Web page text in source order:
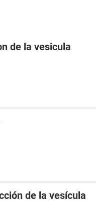
de la vesicula
de la vesícula